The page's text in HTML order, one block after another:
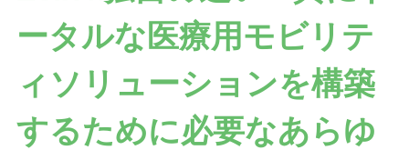
ータルな医療用モビリテ
ィソリューションを構築
するために必要なあらゆ